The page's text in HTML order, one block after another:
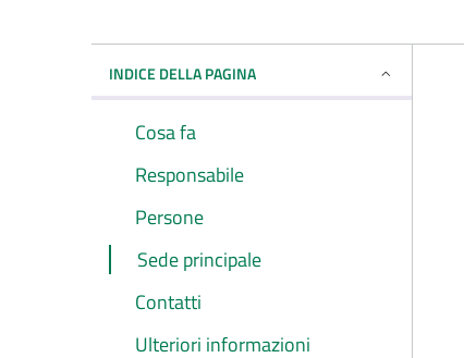
INDICE DELLA PAGINA
Cosa fa
Responsabile
Persone
Sede principale
Contatti
Ulteriori informazioni